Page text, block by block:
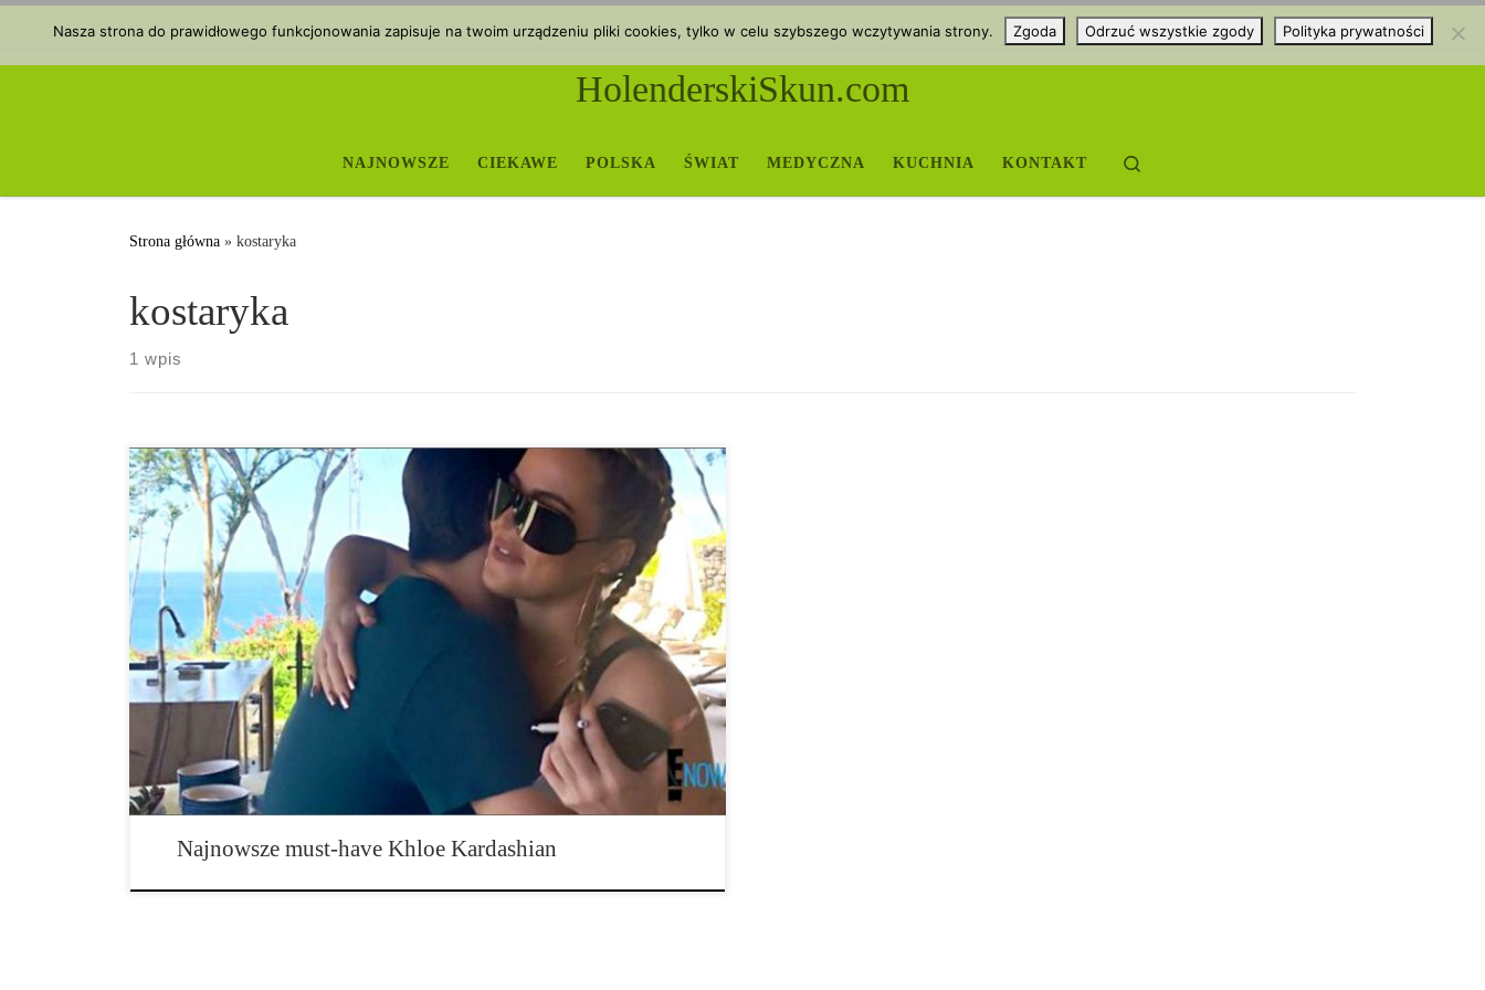
Przejdź do treści
HolenderskiSkun.com
NAJNOWSZE CIEKAWE POLSKA ŚWIAT MEDYCZNA KUCHNIA KONTAKT
Strona główna » kostaryka
kostaryka
1 wpis
Ze wszystkich sióstr Kardashian, Khloe jest prawie każdego ulubioną. Nie tylko jest
niesamowita, ale jest też śmieszne. A teraz, gdy przyłapano ją, kiedy trzyma akcesoria
do palenia marihuany, ludzie mają powód aby kochać ją jeszcze bardziej. W poprzednim
tygodniu Khloe wraz ze znajomymi udała się na rodzinne wakacje. Rozmawiając ze
swoim szwagrem Scott Disick, Koko trzyma w rękach coś, co […]
Najnowsze must-have Khloe Kardashian
Nasza strona do prawidłowego funkcjonowania zapisuje na twoim urządzeniu pliki cookies, tylko w celu szybszego wczytywania strony. Zgoda Odrzuć wszystkie zgody Polityka prywatności